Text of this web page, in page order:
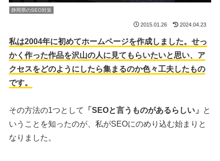
静岡県のSEO対策
2015.01.26 2024.04.23
私は2004年に初めてホームページを作成しました。せっ
かく作った作品を沢山の人に見てもらいたいと思い、ア
クセスをどのようにしたら集まるのか色々工夫したもの
です。
その方法の1つとして 「SEOと言うものがあるらしい」
と
いうことを知ったのが、私がSEOにのめり込む始まりと
なりました。